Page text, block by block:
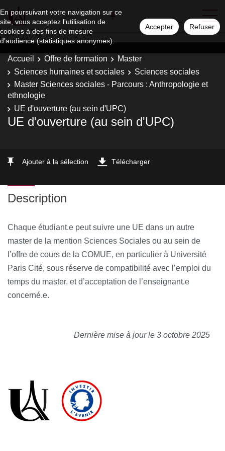
En poursuivant votre navigation sur ce
site, vous acceptez l'utilisation de
cookies à des fins de mesure
d'audience (statistiques anonymes).
Accepter Refuser
Accueil Offre de formation
Master
Sciences humaines et sociales
Sciences sociales
Master Sciences sociales - Parcours : Anthropologie et
ethnologie
UE d'ouverture (au sein d'UPC)
UE d'ouverture (au sein d'UPC)
Ajouter à la sélection Télécharger
Description
Chaque étudiant.e peut suivre une UE dans un autre
master de la mention Sciences Sociales ou au sein de
l’offre de cours de la COMUE, en particulier à Université
Paris Cité, sous réserve de compatibilité avec l’emploi du
temps du master, et d’acceptation de l’enseignant.e
concerné.e.
Dernière mise à jour le 3 octobre 2025